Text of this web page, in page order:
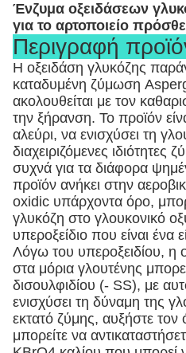
Ένζυμα οξειδάσεων
για το αρτοποιείο
Περιγραφή
Η οξειδάση γλυκόζης
καταδυμένη ζύμωση
ακολουθείται με τον
την ξήρανση. Το προϊόν
αλεύρι, να ενισχύσει τη
διαχειριζόμενες ιδιότητες
συχνά για τα διάφορα
προϊόν ανήκει στην
oxidic υπάρχοντα όρο,
γλυκόζη στο γλουκονικό
υπεροξείδιο που είναι ένα
Λόγω του υπεροξειδίου,
στα μόρια γλουτένης
δισουλφιδίου (- SS), με
ενισχύσει τη δύναμη της
εκτατό ζύμης, αυξήστε
μπορείτε να